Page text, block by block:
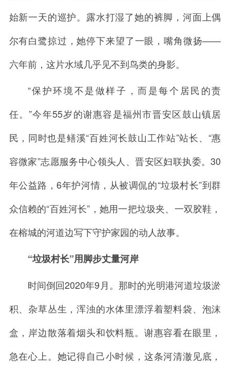
始新一天的巡护。露水打湿了她的裤脚，河面上偶
尔有白鹭掠过，她停下来望了一眼，嘴角微扬——
六年前，这片水域几乎见不到鸟类的身影。
“保护环境不是做样子，而是每个居民的责
任。”今年55岁的谢惠容是福州市晋安区鼓山镇居
民，同时也是鳝溪“百姓河长鼓山工作站”站长、“惠
容微家”志愿服务中心领头人、晋安区妇联执委。30
年公益路，6年护河情，从被调侃的“垃圾村长”到群
众信赖的“百姓河长”，她用一把垃圾夹、一双胶鞋，
在榕城的河道边写下守护家园的动人故事。
“垃圾村长”用脚步丈量河岸
时间倒回2020年9月。那时的光明港河道垃圾淤
积、杂草丛生，浑浊的水体里漂浮着塑料袋、泡沫
盒，岸边散落着烟头和饮料瓶。谢惠容看在眼里，
急在心上。她记得自己小时候，这条河清澈见底，